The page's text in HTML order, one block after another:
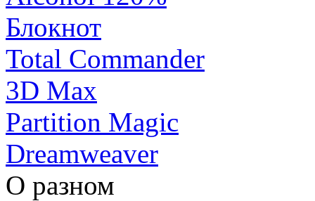
Блокнот
Total Commander
3D Max
Partition Magic
Dreamweaver
О разном